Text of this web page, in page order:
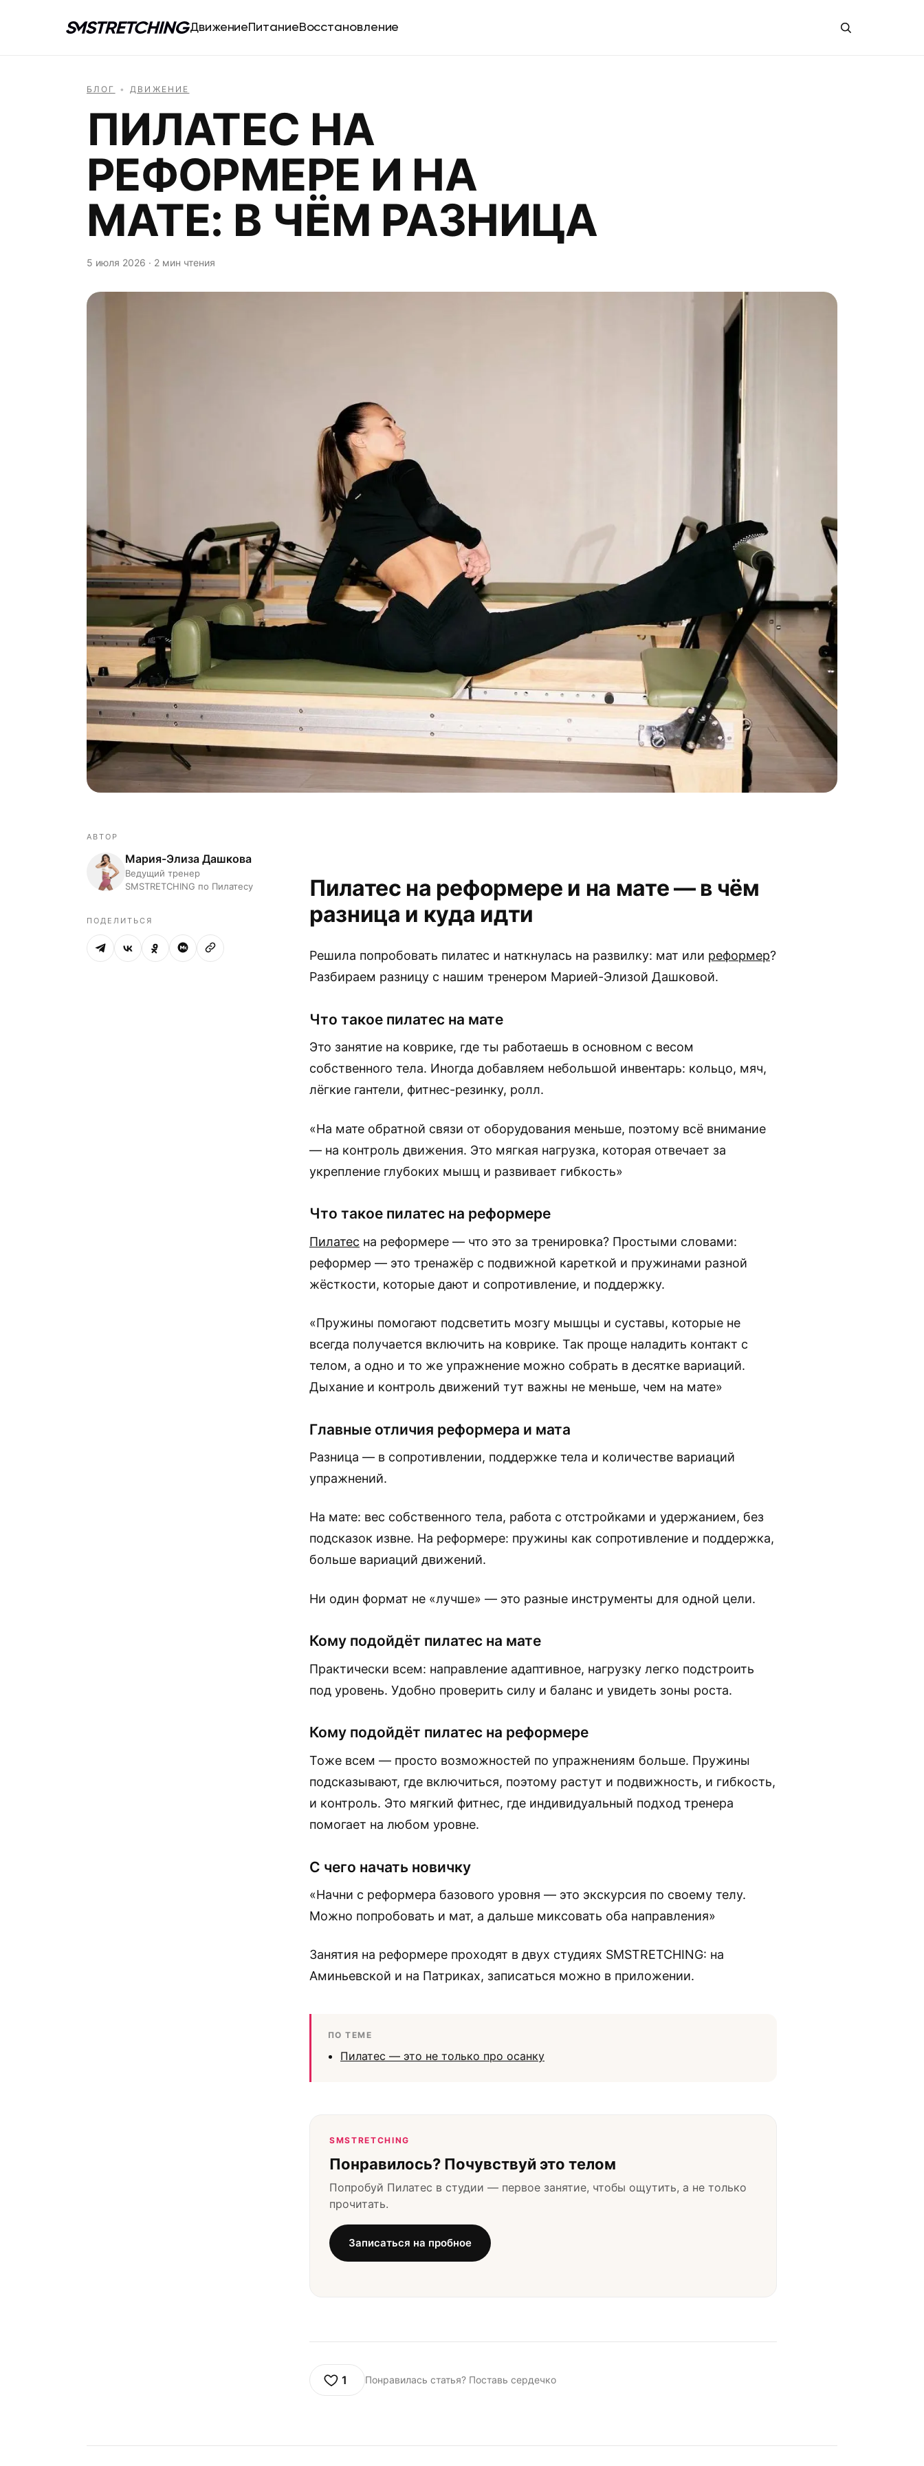
ДвижениеПитаниеВосстановление
БЛОГ • ДВИЖЕНИЕ
ПИЛАТЕС НА
РЕФОРМЕРЕ И НА
МАТЕ: В ЧЁМ РАЗНИЦА
5 июля 2026 · 2 мин чтения
АВТОР
Мария-Элиза Дашкова
Ведущий тренер
SMSTRETCHING по Пилатесу
ПОДЕЛИТЬСЯ
Пилатес на реформере и на мате — в чём
разница и куда идти
Решила попробовать пилатес и наткнулась на развилку: мат или реформер?
Разбираем разницу с нашим тренером Марией-Элизой Дашковой.
Что такое пилатес на мате
Это занятие на коврике, где ты работаешь в основном с весом
собственного тела. Иногда добавляем небольшой инвентарь: кольцо, мяч,
лёгкие гантели, фитнес-резинку, ролл.
«На мате обратной связи от оборудования меньше, поэтому всё внимание
— на контроль движения. Это мягкая нагрузка, которая отвечает за
укрепление глубоких мышц и развивает гибкость»
Что такое пилатес на реформере
Пилатес на реформере — что это за тренировка? Простыми словами:
реформер — это тренажёр с подвижной кареткой и пружинами разной
жёсткости, которые дают и сопротивление, и поддержку.
«Пружины помогают подсветить мозгу мышцы и суставы, которые не
всегда получается включить на коврике. Так проще наладить контакт с
телом, а одно и то же упражнение можно собрать в десятке вариаций.
Дыхание и контроль движений тут важны не меньше, чем на мате»
Главные отличия реформера и мата
Разница — в сопротивлении, поддержке тела и количестве вариаций
упражнений.
На мате: вес собственного тела, работа с отстройками и удержанием, без
подсказок извне. На реформере: пружины как сопротивление и поддержка,
больше вариаций движений.
Ни один формат не «лучше» — это разные инструменты для одной цели.
Кому подойдёт пилатес на мате
Практически всем: направление адаптивное, нагрузку легко подстроить
под уровень. Удобно проверить силу и баланс и увидеть зоны роста.
Кому подойдёт пилатес на реформере
Тоже всем — просто возможностей по упражнениям больше. Пружины
подсказывают, где включиться, поэтому растут и подвижность, и гибкость,
и контроль. Это мягкий фитнес, где индивидуальный подход тренера
помогает на любом уровне.
С чего начать новичку
«Начни с реформера базового уровня — это экскурсия по своему телу.
Можно попробовать и мат, а дальше миксовать оба направления»
Занятия на реформере проходят в двух студиях SMSTRETCHING: на
Аминьевской и на Патриках, записаться можно в приложении.
ПО ТЕМЕ
Пилатес — это не только про осанку
SMSTRETCHING
Понравилось? Почувствуй это телом
Попробуй Пилатес в студии — первое занятие, чтобы ощутить, а не только
прочитать.
Записаться на пробное
1 Понравилась статья? Поставь сердечко